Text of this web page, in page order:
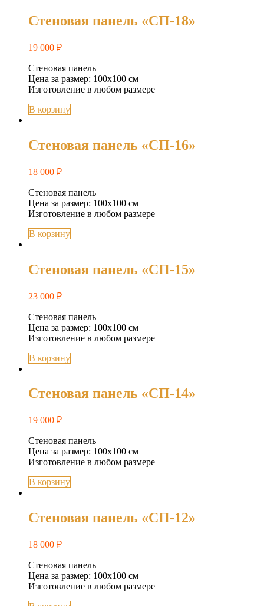
Стеновая панель «СП-18»
19 000 ₽
Стеновая панель
Цена за размер: 100х100 см
Изготовление в любом размере
В корзину
Стеновая панель «СП-16»
18 000 ₽
Стеновая панель
Цена за размер: 100х100 см
Изготовление в любом размере
В корзину
Стеновая панель «СП-15»
23 000 ₽
Стеновая панель
Цена за размер: 100х100 см
Изготовление в любом размере
В корзину
Стеновая панель «СП-14»
19 000 ₽
Стеновая панель
Цена за размер: 100х100 см
Изготовление в любом размере
В корзину
Стеновая панель «СП-12»
18 000 ₽
Стеновая панель
Цена за размер: 100х100 см
Изготовление в любом размере